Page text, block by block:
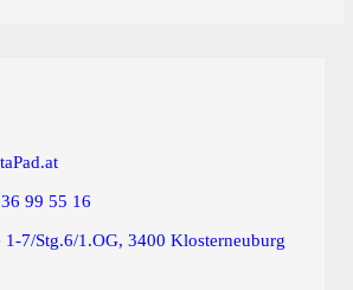
99 55 16
1-7/Stg.6/1.OG, 3400 Klosterneuburg